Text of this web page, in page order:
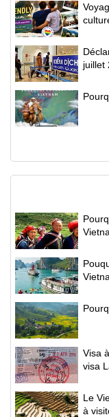
juillet
Visa
visa
Le
à